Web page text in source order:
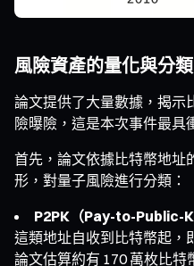
風險資產的量化與分類
論文提供了大量數據，揭示
險曝險，這是本次事件最具
首先，論文依據比特幣地址
形，對量子風險進行分類：
P2PK（Pay-to-Public-
這類地址自收到比特幣起，
論文估算約有 170 萬枚比